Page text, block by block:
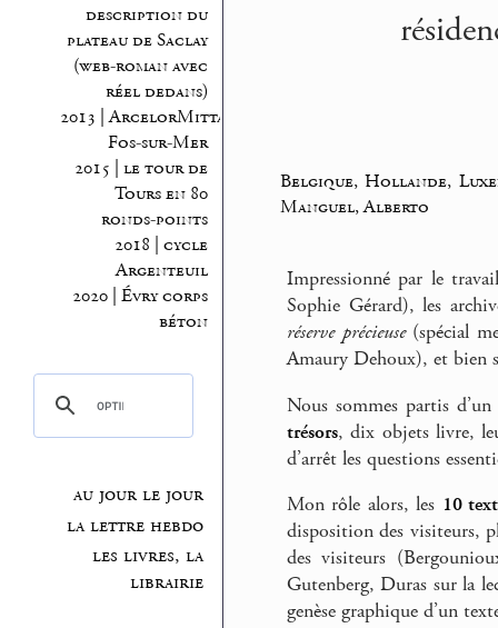
description du
plateau de Saclay
(web-roman avec
réel dedans)
2013 | ArcelorMittal
Fos-sur-Mer
2015 | le tour de
Tours en 80
ronds-points
2018 | cycle
Argenteuil
2020 | Évry corps
béton
au jour le jour
la lettre hebdo
les livres, la
librairie
Belgique, Hollande,
Manguel, Alberto
Impressionné par le
Sophie Gérard), les
réserve précieuse(spécial
Amaury Dehoux), et bien
Nous sommes partis
trésors, dix objets livre,
d’arrêt les questions
Mon rôle alors, les 10
disposition des visiteurs,
des visiteurs
Gutenberg, Duras sur la
genèse graphique d’un